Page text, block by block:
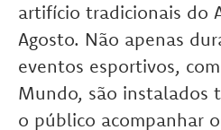
artifício tradicionais do
Agosto. Não apenas
eventos esportivos,
Mundo, são instalados
o público acompanhar